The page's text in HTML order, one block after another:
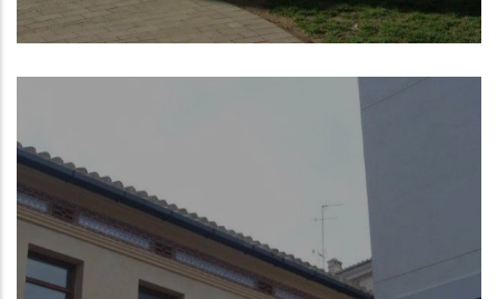
Valencia (Valencia)